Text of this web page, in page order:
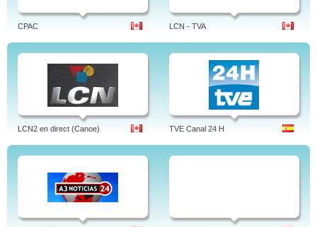
CPAC LCN - TVA
LCN2 en direct (Canoe) TVE Canal 24 H